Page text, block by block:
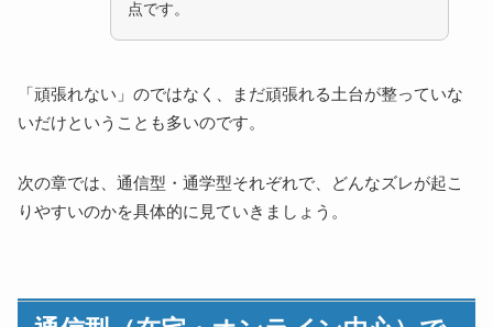
点です。
「頑張れない」のではなく、まだ頑張れる土台が整っていな
いだけということも多いのです。
次の章では、通信型・通学型それぞれで、どんなズレが起こ
りやすいのかを具体的に見ていきましょう。